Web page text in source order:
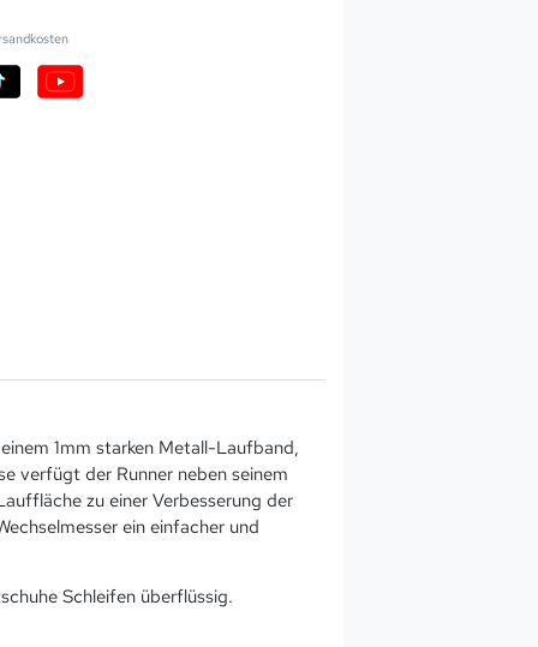
1mm starken Metall-Laufband,
verfügt der Runner neben seinem
zu einer Verbesserung der
ein einfacher und
Schleifen überflüssig.